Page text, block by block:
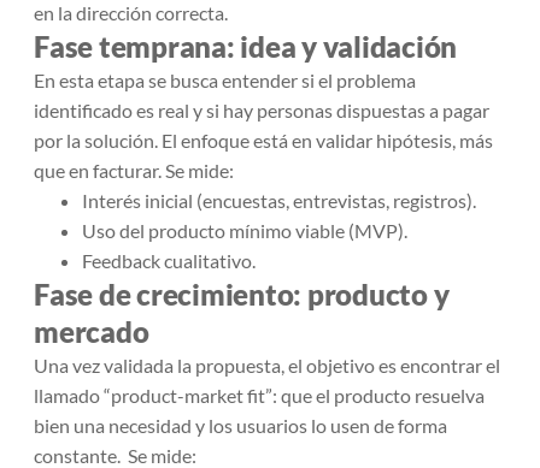
en la dirección correcta.
Fase temprana: idea y validación
En esta etapa se busca entender si el problema
identificado es real y si hay personas dispuestas a pagar
por la solución. El enfoque está en validar hipótesis, más
que en facturar. Se mide:
Interés inicial (encuestas, entrevistas, registros).
Uso del producto mínimo viable (MVP).
Feedback cualitativo.
Fase de crecimiento: producto y
mercado
Una vez validada la propuesta, el objetivo es encontrar el
llamado “product-market fit”: que el producto resuelva
bien una necesidad y los usuarios lo usen de forma
constante. Se mide: